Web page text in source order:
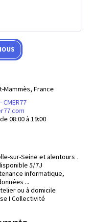
Mammès, France
-CMER77
08:00 à 19:00
sur-Seine et alentours .
5/7J
informatique,
...
ou à domicile
I Collectivité